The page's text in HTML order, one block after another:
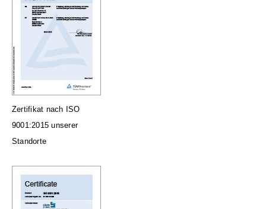
Zertifikat nach ISO
9001:2015 unserer
Standorte